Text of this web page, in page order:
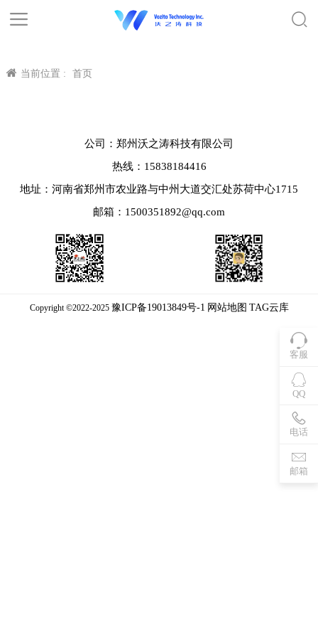
当前位置 : 首页
客服
QQ
电话
邮箱
公司：郑州沃之涛科技有限公司
热线：15838184416
地址：河南省郑州市农业路与中州大道交汇处苏荷中心1715
邮箱：1500351892@qq.com
Copyright ©2022-2025 豫ICP备19013849号-1 网站地图 TAG云库